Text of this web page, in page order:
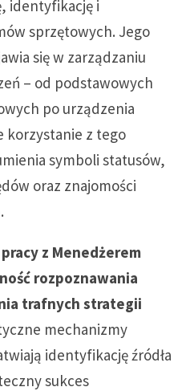
identyfikację i
sprzętowych. Jego
się w zarządzaniu
– od podstawowych
po urządzenia
korzystanie z tego
symboli statusów,
oraz znajomości
z Menedżerem
rozpoznawania
trafnych strategii
mechanizmy
identyfikację źródła
sukces